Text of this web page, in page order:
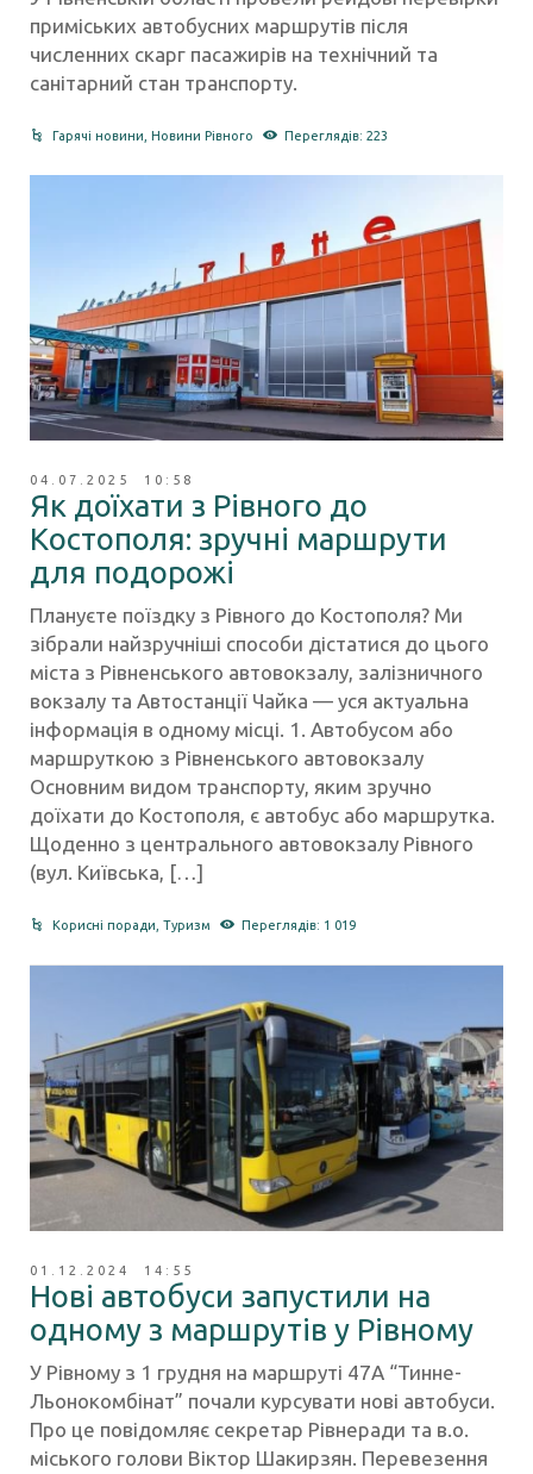
приміських автобусних маршрутів після
численних скарг пасажирів на технічний та
санітарний стан транспорту.
Гарячі новини Новини Рівного Переглядів: 223
04.07.2025 10:58
Як доїхати з Рівного до
Костополя: зручні маршрути
для подорожі
Плануєте поїздку з Рівного до Костополя? Ми
зібрали найзручніші способи дістатися до цього
міста з Рівненського автовокзалу, залізничного
вокзалу та Автостанції Чайка — уся актуальна
інформація в одному місці. 1. Автобусом або
маршруткою з Рівненського автовокзалу
Основним видом транспорту, яким зручно
доїхати до Костополя, є автобус або маршрутка.
Щоденно з центрального автовокзалу Рівного
(вул. Київська, […]
Корисні поради,Туризм Переглядів: 1 019
01.12.2024 14:55
Нові автобуси запустили на
одному з маршрутів у Рівному
У Рівному з 1 грудня на маршруті 47А “Тинне-
Льонокомбінат” почали курсувати нові автобуси.
Про це повідомляє секретар Рівнеради та в.о.
міського голови Віктор Шакирзян. Перевезення